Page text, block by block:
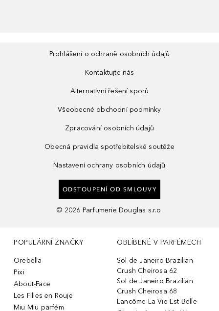
Prohlášení o ochraně osobních údajů
Kontaktujte nás
Alternativní řešení sporů
Všeobecné obchodní podmínky
Zpracování osobních údajů
Obecná pravidla spotřebitelské soutěže
Nastavení ochrany osobních údajů
ODSTOUPENÍ OD SMLOUVY
© 2026 Parfumerie Douglas s.r.o.
POPULÁRNÍ ZNAČKY
Orebella
Pixi
About-Face
Les Filles en Rouje
Miu Miu parfém
OBLÍBENÉ V PARFÉMECH
Sol de Janeiro Brazilian
Crush Cheirosa 62
Sol de Janeiro Brazilian
Crush Cheirosa 68
Lancôme La Vie Est Belle